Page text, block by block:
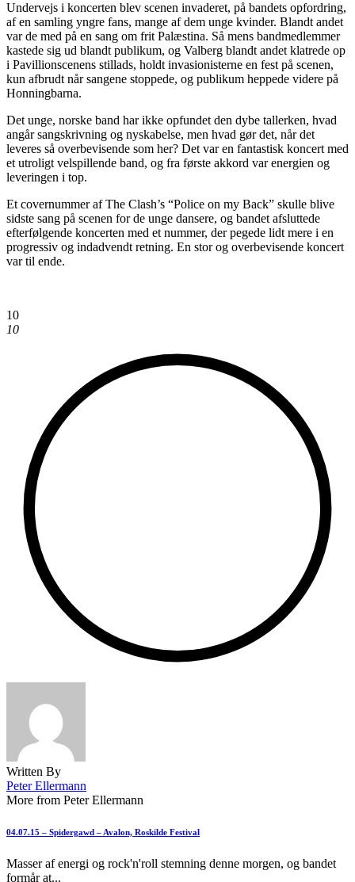
Undervejs i koncerten blev scenen invaderet, på bandets opfordring,
af en samling yngre fans, mange af dem unge kvinder. Blandt andet
var de med på en sang om frit Palæstina. Så mens bandmedlemmer
kastede sig ud blandt publikum, og Valberg blandt andet klatrede op
i Pavillionscenens stillads, holdt invasionisterne en fest på scenen,
kun afbrudt når sangene stoppede, og publikum heppede videre på
Honningbarna.
Det unge, norske band har ikke opfundet den dybe tallerken, hvad
angår sangskrivning og nyskabelse, men hvad gør det, når det
leveres så overbevisende som her? Det var en fantastisk koncert med
et utroligt velspillende band, og fra første akkord var energien og
leveringen i top.
Et covernummer af The Clash’s “Police on my Back” skulle blive
sidste sang på scenen for de unge dansere, og bandet afsluttede
efterfølgende koncerten med et nummer, der pegede lidt mere i en
progressiv og indadvendt retning. En stor og overbevisende koncert
var til ende.
10
10
Written By
Peter Ellermann
More from Peter Ellermann
04.07.15 – Spidergawd – Avalon, Roskilde Festival
Masser af energi og rock'n'roll stemning denne morgen, og bandet
formår at...